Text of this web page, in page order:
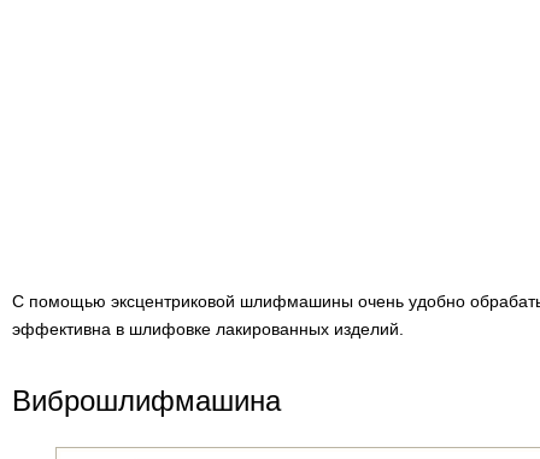
С помощью эксцентриковой шлифмашины очень удобно
эффективна в шлифовке лакированных изделий.
Виброшлифмашина